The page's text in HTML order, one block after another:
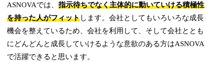
ASNOVAでは、指示待ちでなく主体的に動いていける積極性
を持った人がフィットします。会社としてもいろいろな成長
機会を整えているため、会社を利用して、そして会社ととも
にどんどんと成長していけるような意欲のある方はASNOVA
で活躍できると思います。